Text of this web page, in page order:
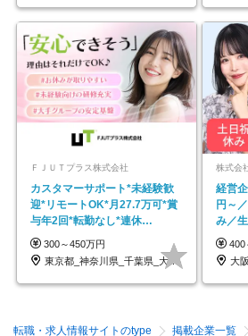
ＦＪＵＴプラス株式会社
カスタマーサポート*未経験歓
迎*リモートOK*月27.7万可*賞
与年2回*転勤なし*連休
OK/ZE010232
300～450万円
東京都_神奈川県_千葉県_大阪府_愛知県…
株式会
経営
円～
み／
400
大
転職・求人情報サイトのtype 掲載企業一覧